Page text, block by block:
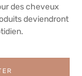
des cheveux
deviendront